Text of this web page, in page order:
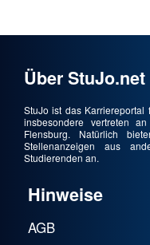
Über StuJo.net
StuJo ist das Karriereportal
insbesondere vertreten
Flensburg. Natürlich
Stellenanzeigen aus
Studierenden an.
Hinweise
AGB